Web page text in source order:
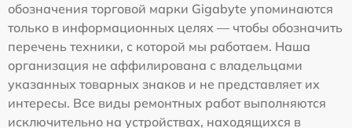
обозначения торговой марки Gigabyte упоминаются
только в информационных целях — чтобы обозначить
перечень техники, с которой мы работаем. Наша
организация не аффилирована с владельцами
указанных товарных знаков и не представляет их
интересы. Все виды ремонтных работ выполняются
исключительно на устройствах, находящихся в